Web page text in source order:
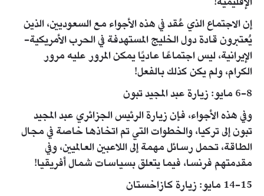
إن الاجتماع الذي عُقد في هذه الأجواء مع السعوديين، الذين
يُعتبرون قادة دول الخليج المستهدفة في الحرب الأمريكية-
الإيرانية، ليس اجتماعًا عاديًا يمكن المرور عليه مرور
الكرام، ولم يكن كذلك بالفعل!
6-8 مايو: زيارة عبد المجيد تبون
وفي هذه الأجواء، فإن زيارة الرئيس الجزائري عبد المجيد
تبون إلى تركيا، والخطوات التي تم اتخاذها خاصة في مجال
الطاقة، تحمل رسائل مهمة إلى اللاعبين العالميين، وفي
مقدمتهم فرنسا، فيما يتعلق بسياسات شمال أفريقيا!
14-15 مايو: زيارة كازاخستان